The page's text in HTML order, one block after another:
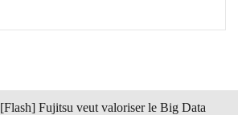
[Flash] Fujitsu veut valoriser le Big Data